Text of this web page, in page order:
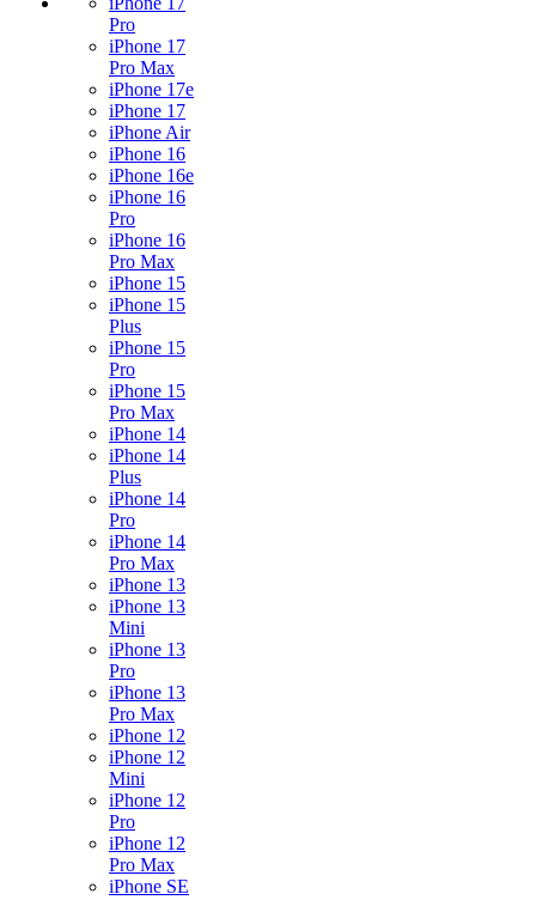
Pro
iPhone 17
Pro Max
iPhone 17e
iPhone 17
iPhone Air
iPhone 16
iPhone 16e
iPhone 16
Pro
iPhone 16
Pro Max
iPhone 15
iPhone 15
Plus
iPhone 15
Pro
iPhone 15
Pro Max
iPhone 14
iPhone 14
Plus
iPhone 14
Pro
iPhone 14
Pro Max
iPhone 13
iPhone 13
Mini
iPhone 13
Pro
iPhone 13
Pro Max
iPhone 12
iPhone 12
Mini
iPhone 12
Pro
iPhone 12
Pro Max
iPhone SE